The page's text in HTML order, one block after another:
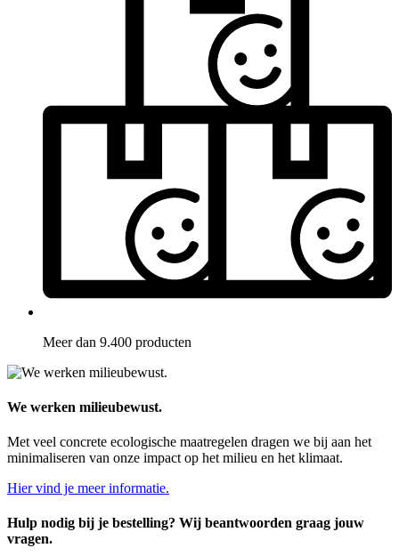
Meer dan 9.400 producten
We werken milieubewust.
Met veel concrete ecologische maatregelen dragen we bij aan het
minimaliseren van onze impact op het milieu en het klimaat.
Hier vind je meer informatie.
Hulp nodig bij je bestelling? Wij beantwoorden graag jouw
vragen.